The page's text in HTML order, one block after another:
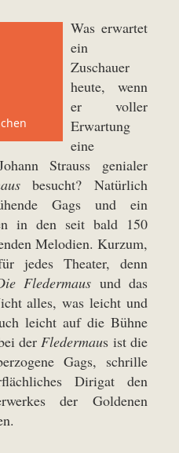
Was erwartet
ein
Zuschauer
heute, wenn
er voller
Erwartung
eine
Strauss genialer
besucht? Natürlich
Gags und ein
in den seit bald 150
Melodien. Kurzum,
jedes Theater, denn
Fledermaus und das
alles, was leicht und
leicht auf die Bühne
derFledermaus ist die
Gags, schrille
Dirigat den
der Goldenen